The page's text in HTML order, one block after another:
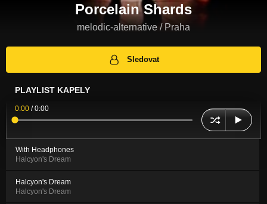
Porcelain Shards
melodic-alternative / Praha
Sledovat
PLAYLIST KAPELY
0:00 /0:00
With Headphones
Halcyon's Dream
Halcyon's Dream
Halcyon's Dream